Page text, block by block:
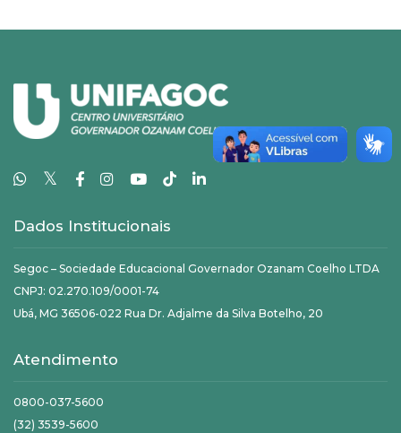
𝕏
Dados Institucionais
Segoc – Sociedade Educacional Governador Ozanam Coelho LTDA
CNPJ: 02.270.109/0001-74
Ubá, MG 36506-022 Rua Dr. Adjalme da Silva Botelho, 20
Atendimento
0800-037-5600
(32) 3539-5600